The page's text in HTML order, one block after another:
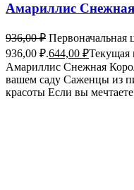
Амариллис
936,00₽ Первоначальная
936,00 ₽.644,00 ₽Текущая
Амариллис Снежная
вашем саду Саженцы из
красоты Если вы